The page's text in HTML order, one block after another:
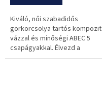
Kiváló, női szabadidős
görkorcsolya tartós kompozit
vázzal és minőségi ABEC 5
csapágyakkal. Élvezd a
kényelmes formájú, stílusos